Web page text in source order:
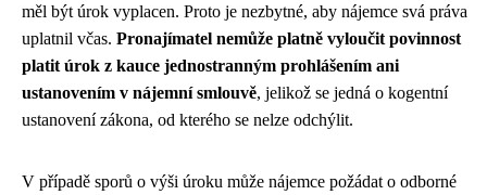
měl být úrok vyplacen. Proto je nezbytné, aby nájemce svá práva
uplatnil včas. Pronajímatel nemůže platně vyloučit povinnost
platit úrok z kauce jednostranným prohlášením ani
ustanovením v nájemní smlouvě, jelikož se jedná o kogentní
ustanovení zákona, od kterého se nelze odchýlit.
V případě sporů o výši úroku může nájemce požádat o odborné